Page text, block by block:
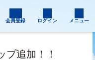
会員登録 ログイン メニュー
追加！！